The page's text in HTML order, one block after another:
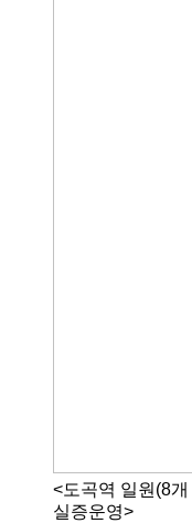
<도곡역 일원(8
실증운영>